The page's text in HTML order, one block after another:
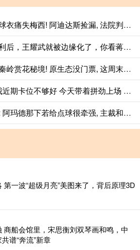
天诚配资 耐克因几套球衣痛失梅西! 阿迪达斯捡漏, 法院判耐克败诉
中博证券 难怪抗战胜利后，王耀武就被边缘化了，你看蒋介石对他都说过些啥
华泰配资 又一个西安秦岭赏花秘境! 原生态没门票, 这周末花期正好
本信选配 小贾巴里: 我近期卡位不够好 今天带着拼劲上场 全力拼抢篮板
中金优配 克拉滕伯格: 阿玛德那下若给点球很牵强, 主裁和VAR判罚正确
第一波“超级月亮”美图来了，背后原理3D
商船会馆里，宋思衡刘双琴画和鸣，中
谱“奔流”新章